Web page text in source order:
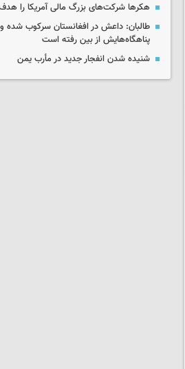
هکرها شرکت‌های بزرگ مالی آمریکا را هدف
طالبان: داعش در افغانستان سرکوب شده و
پناهگاه‌هایش از بین رفته است
شنیده شدن انفجار جدید در مأرب یمن